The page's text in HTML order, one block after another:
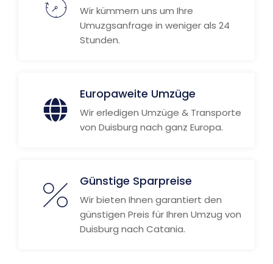
Wir kümmern uns um Ihre
Umuzgsanfrage in weniger als 24
Stunden.
Europaweite Umzüge
Wir erledigen Umzüge & Transporte
von Duisburg nach ganz Europa.
Günstige Sparpreise
Wir bieten Ihnen garantiert den
günstigen Preis für Ihren Umzug von
Duisburg nach Catania.